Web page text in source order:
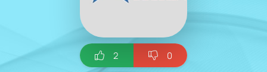
2 0